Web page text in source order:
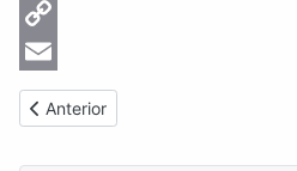
Reddit
Copy
Link
Email
Artículo anterior: Gaceta Oficial
Anterior